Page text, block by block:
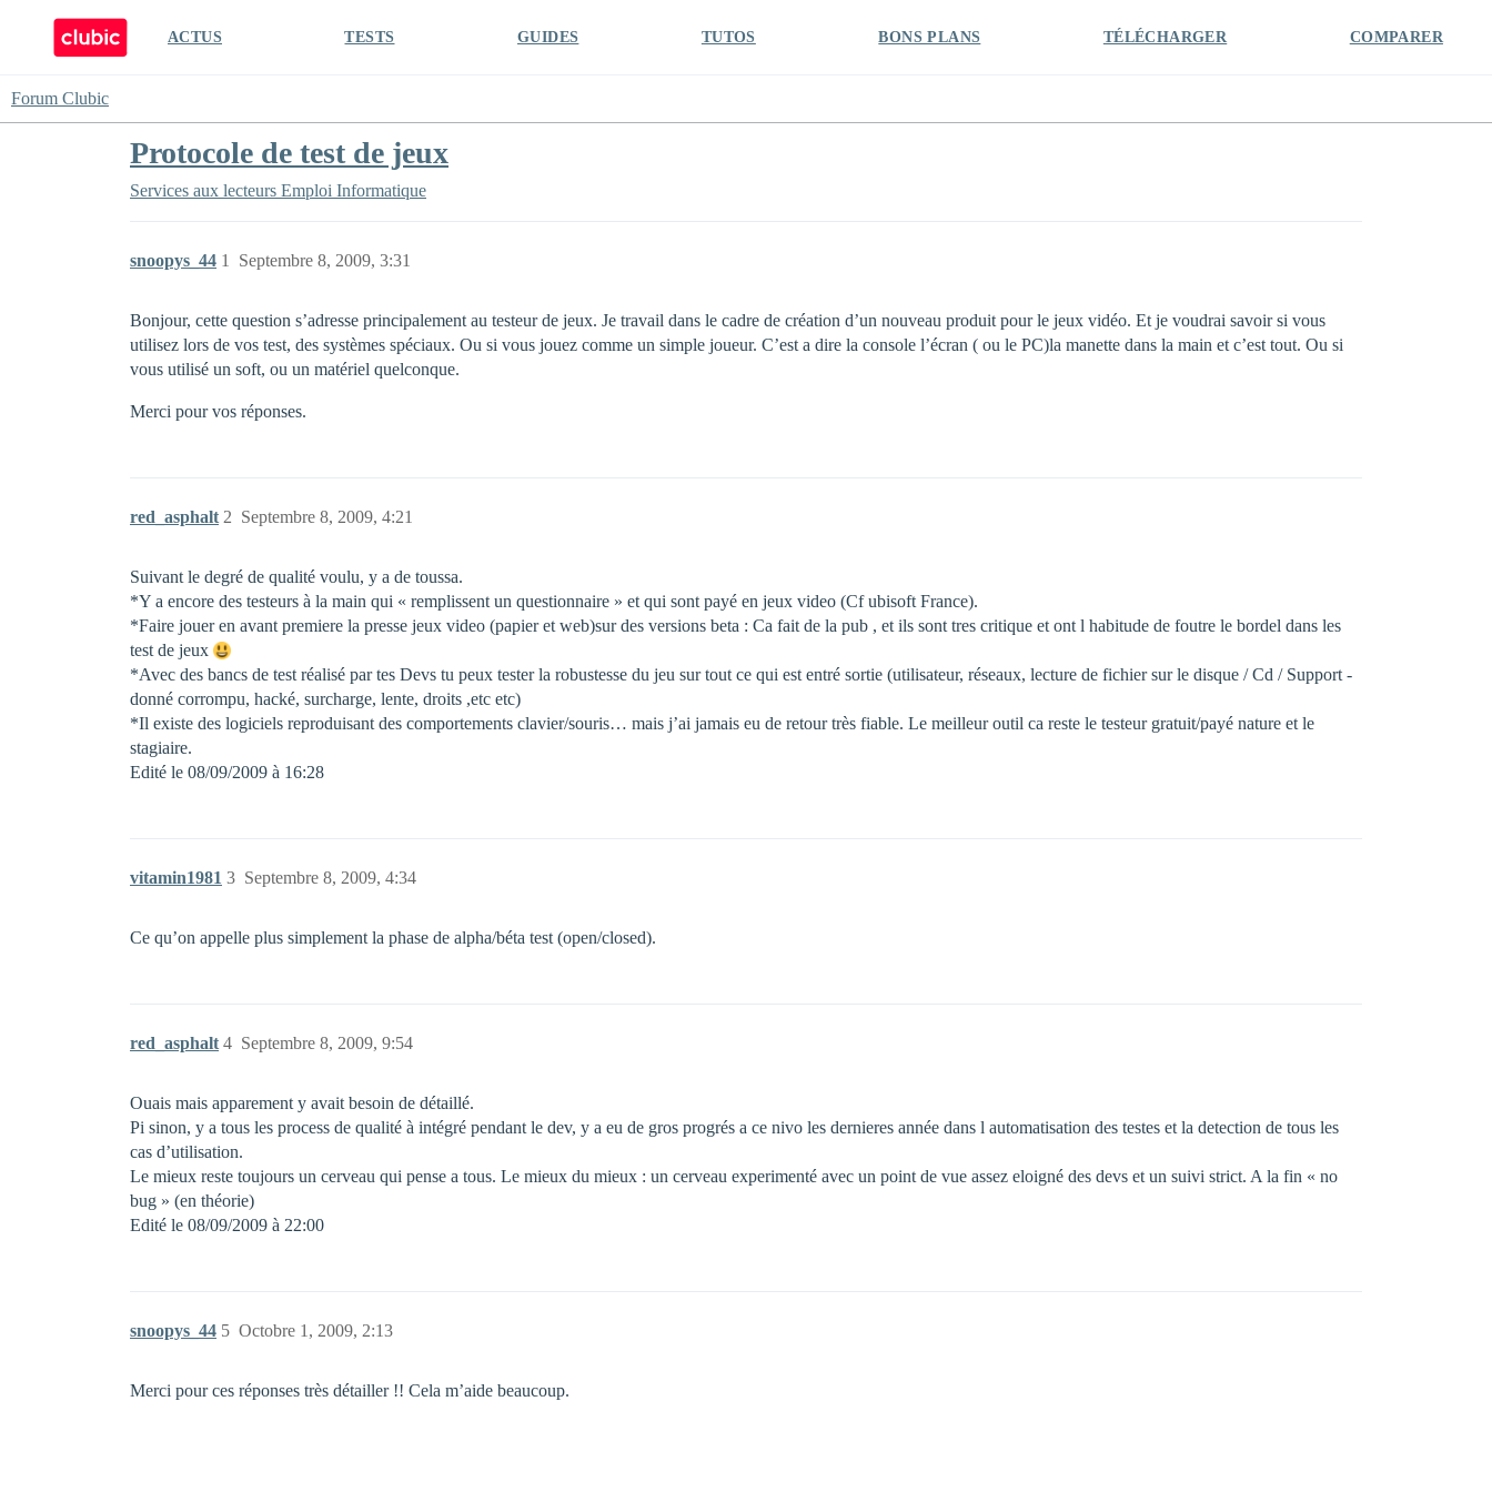
ACTUS TESTS GUIDES TUTOS BONS PLANS TÉLÉCHARGER COMPARER
Forum Clubic
Protocole de test de jeux
Services aux lecteurs Emploi Informatique
snoopys_44 Septembre 8, 2009, 3:31
1
Bonjour, cette question s’adresse principalement au testeur de jeux. Je travail dans le cadre de création d’un nouveau produit pour le jeux vidéo. Et je voudrai savoir si vous
utilisez lors de vos test, des systèmes spéciaux. Ou si vous jouez comme un simple joueur. C’est a dire la console l’écran ( ou le PC)la manette dans la main et c’est tout. Ou si
vous utilisé un soft, ou un matériel quelconque.
Merci pour vos réponses.
red_asphalt Septembre 8, 2009, 4:21
2
Suivant le degré de qualité voulu, y a de toussa.
*Y a encore des testeurs à la main qui « remplissent un questionnaire » et qui sont payé en jeux video (Cf ubisoft France).
*Faire jouer en avant premiere la presse jeux video (papier et web)sur des versions beta : Ca fait de la pub , et ils sont tres critique et ont l habitude de foutre le bordel dans les
test de jeux
*Avec des bancs de test réalisé par tes Devs tu peux tester la robustesse du jeu sur tout ce qui est entré sortie (utilisateur, réseaux, lecture de fichier sur le disque / Cd / Support -
donné corrompu, hacké, surcharge, lente, droits ,etc etc)
*Il existe des logiciels reproduisant des comportements clavier/souris… mais j’ai jamais eu de retour très fiable. Le meilleur outil ca reste le testeur gratuit/payé nature et le
stagiaire.
Edité le 08/09/2009 à 16:28
vitamin1981 Septembre 8, 2009, 4:34
3
Ce qu’on appelle plus simplement la phase de alpha/béta test (open/closed).
red_asphalt Septembre 8, 2009, 9:54
4
Ouais mais apparement y avait besoin de détaillé.
Pi sinon, y a tous les process de qualité à intégré pendant le dev, y a eu de gros progrés a ce nivo les dernieres année dans l automatisation des testes et la detection de tous les
cas d’utilisation.
Le mieux reste toujours un cerveau qui pense a tous. Le mieux du mieux : un cerveau experimenté avec un point de vue assez eloigné des devs et un suivi strict. A la fin « no
bug » (en théorie)
Edité le 08/09/2009 à 22:00
snoopys_44 Octobre 1, 2009, 2:13
5
Merci pour ces réponses très détailler !! Cela m’aide beaucoup.